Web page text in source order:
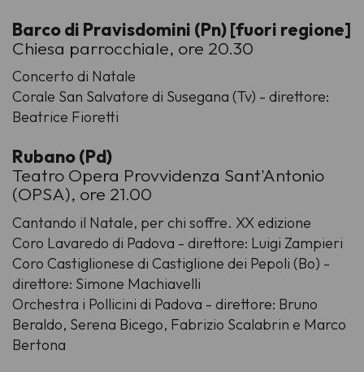
Barco di Pravisdomini (Pn) [fuori regione]
Chiesa parrocchiale, ore 20.30
Concerto di Natale
Corale San Salvatore di Susegana (Tv) - direttore:
Beatrice Fioretti
Rubano (Pd)
Teatro Opera Provvidenza Sant'Antonio
(OPSA), ore 21.00
Cantando il Natale, per chi soffre. XX edizione
Coro Lavaredo di Padova - direttore: Luigi Zampieri
Coro Castiglionese di Castiglione dei Pepoli (Bo) -
direttore: Simone Machiavelli
Orchestra i Pollicini di Padova - direttore: Bruno
Beraldo, Serena Bicego, Fabrizio Scalabrin e Marco
Bertona